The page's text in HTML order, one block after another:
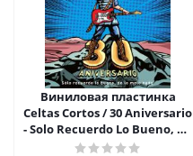
Виниловая пластинка
Celtas Cortos / 30 Aniversario
- Solo Recuerdo Lo Bueno, De
Lo Malo Nada (LP+CD)